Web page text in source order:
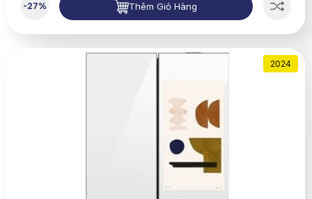
-27% Thêm Giỏ Hàng
2024